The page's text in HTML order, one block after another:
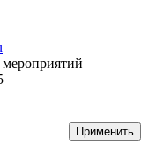
Применить